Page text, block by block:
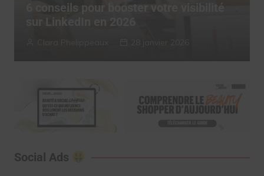
publient sur les réseaux sociaux,
Social Ads